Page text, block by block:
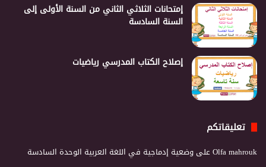
إمتحانات الثلاثي الثاني من السنة الأولى إلى
السنة السادسة
إصلاح الكتاب المدرسي رياضيات
تعليقاتكم
Olfa mahroukعلى وضعية إدماجية في اللغة العربية الوحدة السادسة